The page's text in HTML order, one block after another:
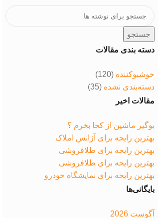
جستجو
دسته بندی مقالات
خوشبوکننده (120)
دسته‌بندی نشده (35)
مقالات اخیر
بوگیر ماشین از کجا بخرم ؟
بهترین رایحه برای آژانس املاک
بهترین رایحه برای طلافروشی
بهترین رایحه برای طلافروشی
بهترین رایحه برای نمایشگاه خودرو
بایگانی‌ها
آگوست 2026